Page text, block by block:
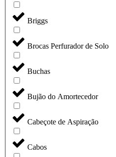
Briggs
Brocas Perfurador de Solo
Buchas
Bujão do Amortecedor
Cabeçote de Aspiração
Cabos